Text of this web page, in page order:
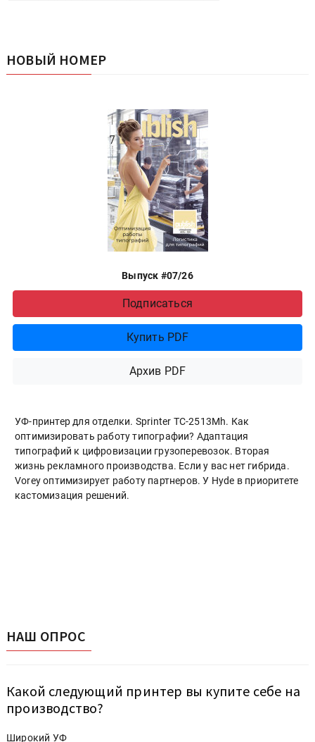
НОВЫЙ НОМЕР
Выпуск #07/26
Подписаться
Купить PDF
Архив PDF
УФ-принтер для отделки. Sprinter ТС-2513Mh. Как
оптимизировать работу типографии? Адаптация
типографий к цифровизации грузоперевозок. Вторая
жизнь рекламного производства. Если у вас нет гибрида.
Vorey оптимизирует работу партнеров. У Hyde в приоритете
кастомизация решений.
НАШ ОПРОС
Какой следующий принтер вы купите себе на
производство?
Широкий УФ